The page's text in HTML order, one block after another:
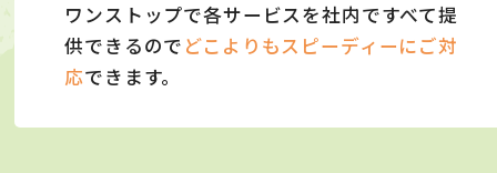
ワンストップで各サービスを社内ですべて提
供できるので どこよりもスピーディーにご対
応できます。